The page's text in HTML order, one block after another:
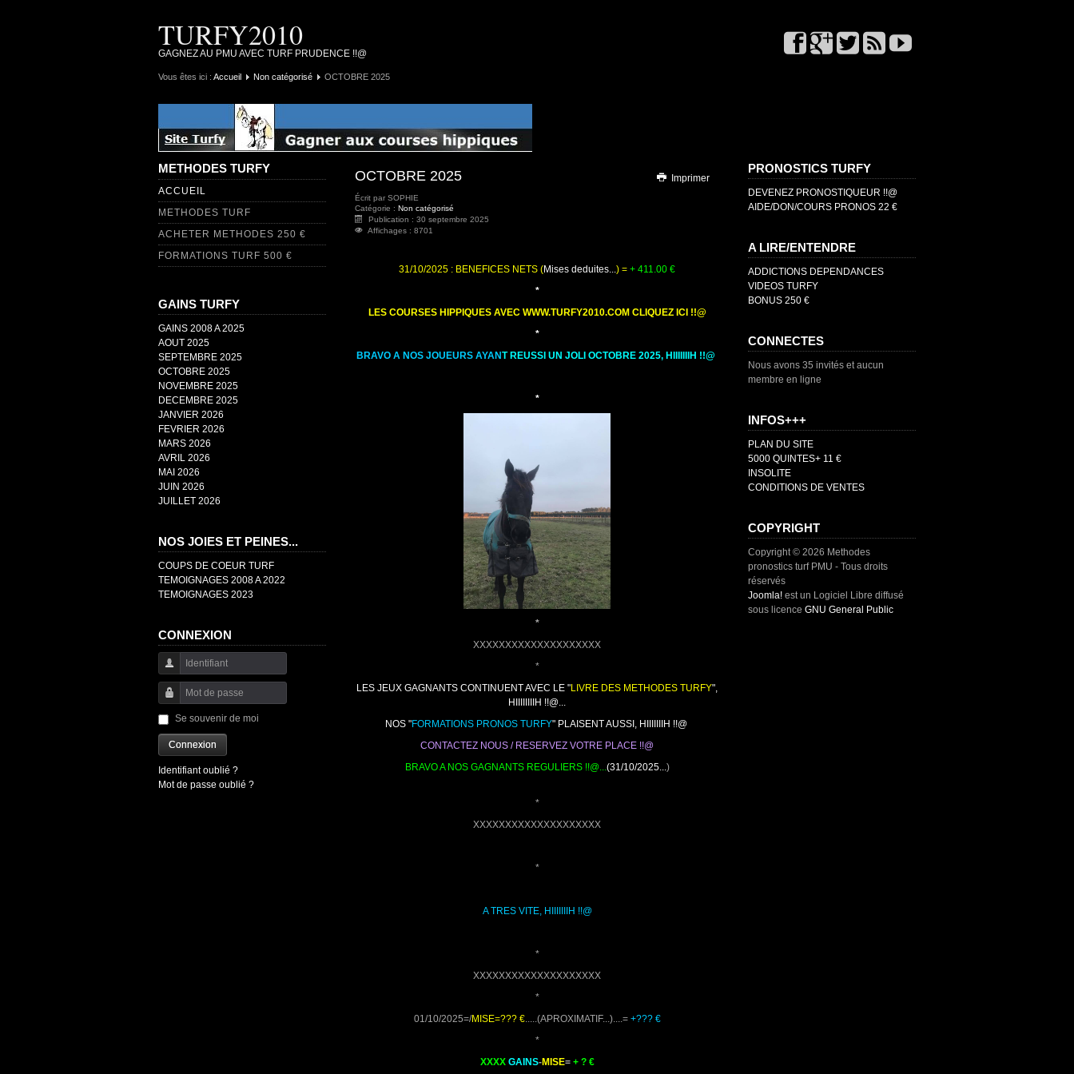
TURFY2010
GAGNEZ AU PMU AVEC TURF PRUDENCE !!@
Vous êtes ici : Accueil Non catégorisé OCTOBRE 2025
METHODES TURFY
ACCUEIL
METHODES TURF
ACHETER METHODES 250 €
FORMATIONS TURF 500 €
GAINS TURFY
GAINS 2008 A 2025
AOUT 2025
SEPTEMBRE 2025
OCTOBRE 2025
NOVEMBRE 2025
DECEMBRE 2025
JANVIER 2026
FEVRIER 2026
MARS 2026
AVRIL 2026
MAI 2026
JUIN 2026
JUILLET 2026
NOS JOIES ET PEINES...
COUPS DE COEUR TURF
TEMOIGNAGES 2008 A 2022
TEMOIGNAGES 2023
CONNEXION
Identifiant
Mot de passe
Se souvenir de moi
Connexion
Identifiant oublié ?
Mot de passe oublié ?
Imprimer
OCTOBRE 2025
Écrit par SOPHIE
Catégorie : Non catégorisé
Publication : 30 septembre 2025
Affichages : 8701
31/10/2025 : BENEFICES NETS (Mises deduites...) = + 411.00 €
*
LES COURSES HIPPIQUES AVEC WWW.TURFY2010.COM CLIQUEZ ICI !!@
*
BRAVO A NOS JOUEURS AYANT REUSSI UN JOLI OCTOBRE 2025, HIIIIIIIH !!@
*
*
XXXXXXXXXXXXXXXXXXXX
*
LES JEUX GAGNANTS CONTINUENT AVEC LE "LIVRE DES METHODES TURFY",
HIIIIIIIIH !!@...
NOS "FORMATIONS PRONOS TURFY" PLAISENT AUSSI, HIIIIIIIH !!@
CONTACTEZ NOUS / RESERVEZ VOTRE PLACE !!@
BRAVO A NOS GAGNANTS REGULIERS !!@...(31/10/2025...)
*
XXXXXXXXXXXXXXXXXXXX
*
A TRES VITE, HIIIIIIIH !!@
*
XXXXXXXXXXXXXXXXXXXX
*
01/10/2025=/MISE=??? €.....(APROXIMATIF...)....= +??? €
*
XXXX GAINS-MISE= + ? €
PRONOSTICS TURFY
DEVENEZ PRONOSTIQUEUR !!@
AIDE/DON/COURS PRONOS 22 €
A LIRE/ENTENDRE
ADDICTIONS DEPENDANCES
VIDEOS TURFY
BONUS 250 €
CONNECTES
Nous avons 35 invités et aucun
membre en ligne
INFOS+++
PLAN DU SITE
5000 QUINTES+ 11 €
INSOLITE
CONDITIONS DE VENTES
COPYRIGHT
Copyright © 2026 Methodes
pronostics turf PMU - Tous droits
réservés
Joomla! est un Logiciel Libre diffusé
sous licence GNU General Public